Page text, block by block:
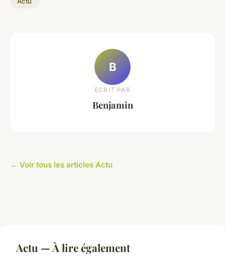
B
ECRIT PAR
Benjamin
← Voir tous les articles Actu
Actu — À lire également